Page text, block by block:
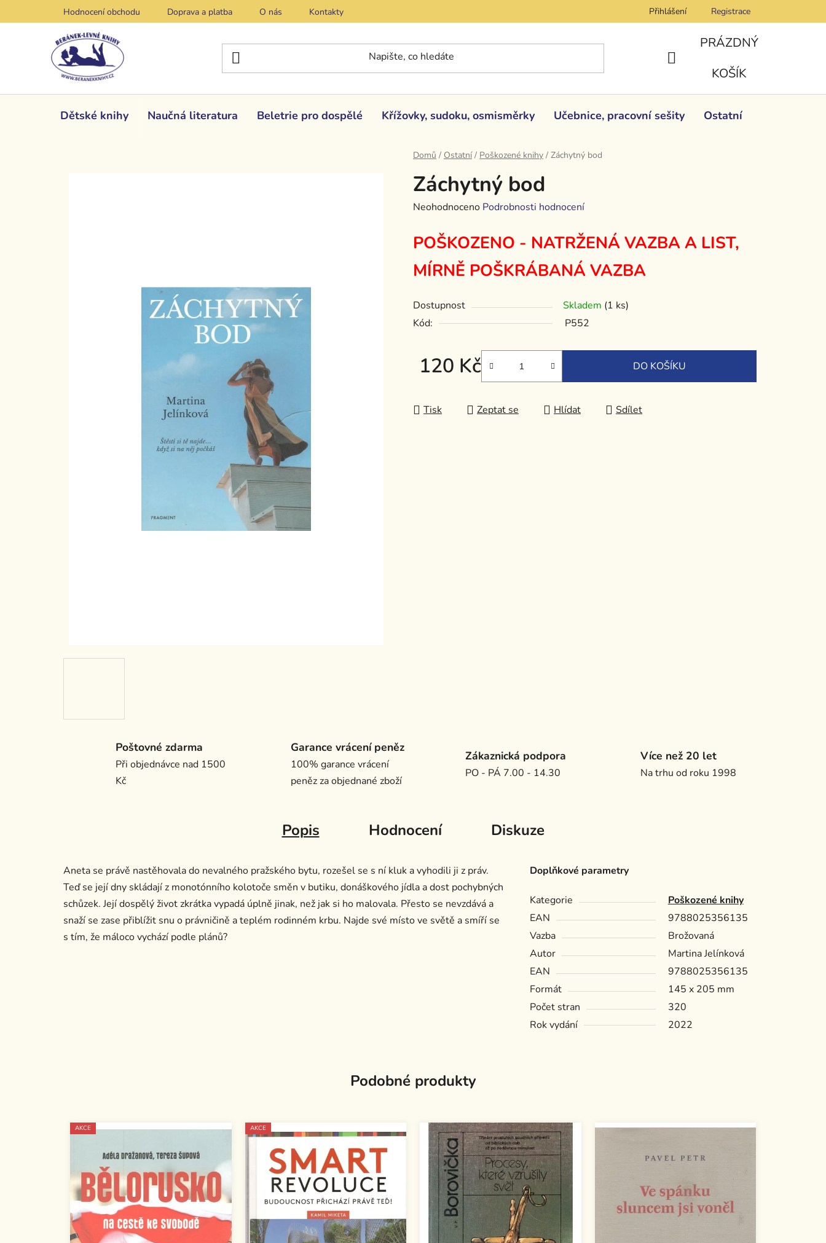
na
Hodnocení obchodu Doprava a platba O nás Kontakty Přihlášení Registrace
NÁKUPNÍ
PRÁZDNÝ
KOŠÍK
Dětské knihy Naučná literatura Beletrie pro dospělé Křížovky, sudoku, osmisměrky Učebnice, pracovní sešity Ostatní
Domů / Ostatní / Poškozené knihy / Záchytný bod
Záchytný bod
Průměrné
produktu
0,0
5
hvězdiček.
Neohodnoceno Podrobnosti hodnocení
POŠKOZENO - NATRŽENÁ VAZBA A LIST,
MÍRNĚ POŠKRÁBANÁ VAZBA
Dostupnost Skladem (1 ks)
Kód:
P552
120 Kč DO KOŠÍKU
Tisk Zeptat se Hlídat Sdílet
Poštovné zdarma
Při objednávce nad 1500
Kč
Garance vrácení peněz
100% garance vrácení
peněz za objednané zboží
Zákaznická podpora
PO - PÁ 7.00 - 14.30
Více než 20 let
Na trhu od roku 1998
Popis Hodnocení Diskuze
Aneta se právě nastěhovala do nevalného pražského bytu, rozešel se s ní kluk a vyhodili ji z práv.
Teď se její dny skládají z monotónního kolotoče směn v butiku, donáškového jídla a dost pochybných
schůzek. Její dospělý život zkrátka vypadá úplně jinak, než jak si ho malovala. Přesto se nevzdává a
snaží se zase přiblížit snu o právničině a teplém rodinném krbu. Najde své místo ve světě a smíří se
s tím, že máloco vychází podle plánů?
Doplňkové parametry
Kategorie
Poškozené knihy
EAN
9788025356135
Vazba
Brožovaná
Autor
Martina Jelínková
EAN
9788025356135
Formát
145 x 205 mm
Počet stran
320
Rok vydání
2022
Podobné produkty
AKCE AKCE